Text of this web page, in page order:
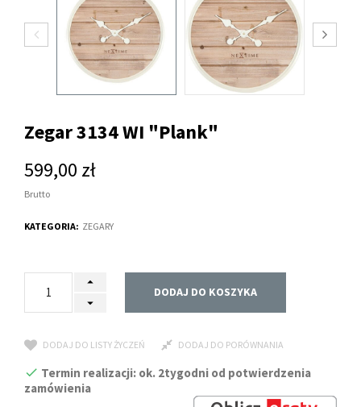
Zegar 3134 WI "Plank"
599,00 zł
Brutto
KATEGORIA: ZEGARY
DODAJ DO KOSZYKA
DODAJ DO LISTY ŻYCZEŃ DODAJ DO PORÓWNANIA
Termin realizacji: ok. 2tygodni od potwierdzenia
zamówienia